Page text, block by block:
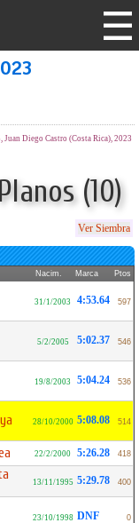
Diego Castro (Costa Rica), 2023
(10)
Ver Siembra
Nacim. Marca Ptos
31/1/2003 4:53.64 597
5/2/2005 5:02.37 546
19/8/2003 5:04.24 536
28/10/2000 5:08.08 514
22/2/2000 5:26.28 418
13/11/1995 5:29.78 400
23/10/1998 DNF 0